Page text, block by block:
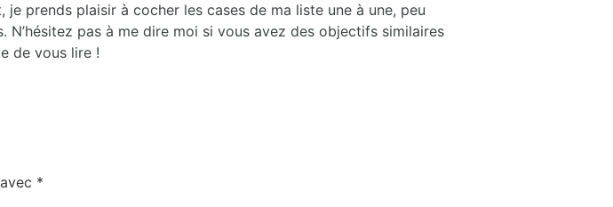
prends plaisir à cocher les cases de ma liste une à une, peu
pas à me dire moi si vous avez des objectifs similaires
de vous lire !
*